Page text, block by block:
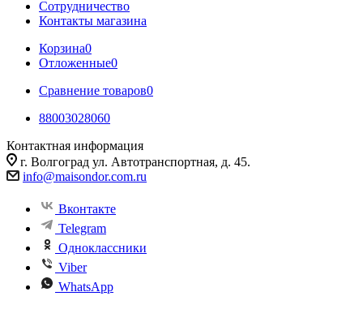
Сотрудничество
Контакты магазина
Корзина0
Отложенные0
Сравнение товаров0
88003028060
Контактная информация
г. Волгоград ул. Автотранспортная, д. 45.
info@maisondor.com.ru
Вконтакте
Telegram
Одноклассники
Viber
WhatsApp